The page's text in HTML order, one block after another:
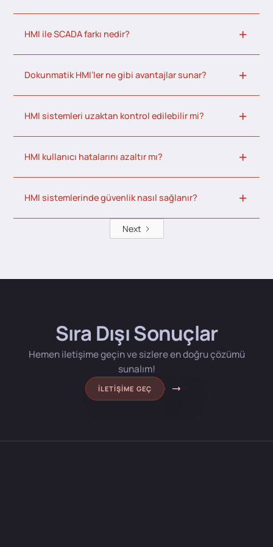
HMI ile SCADA farkı nedir?
Dokunmatik HMI’ler ne gibi avantajlar sunar?
HMI sistemleri uzaktan kontrol edilebilir mi?
HMI kullanıcı hatalarını azaltır mı?
HMI sistemlerinde güvenlik nasıl sağlanır?
Next
Sıra Dışı Sonuçlar
Hemen iletişime geçin ve sizlere en doğru çözümü
sunalım!
İLETIŞIME GEÇ